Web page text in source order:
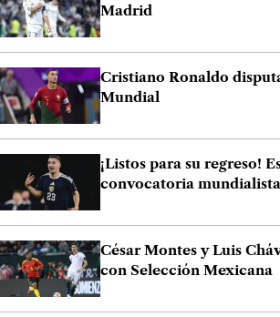
Madrid
Cristiano Ronaldo
Mundial
¡Listos para su regreso!
convocatoria mundialista
César Montes y Luis
con Selección Mexicana